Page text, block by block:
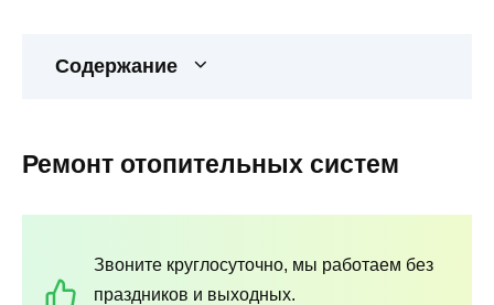
Содержание
Ремонт отопительных систем
Звоните круглосуточно, мы работаем без
праздников и выходных.